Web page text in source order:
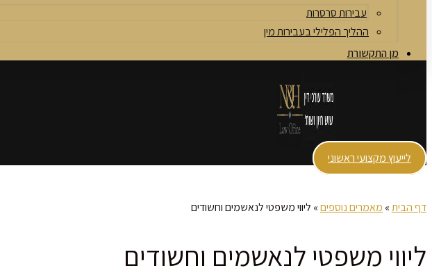
עבירות סרסרות
ההליך הפלילי בעבירות מין
מן התקשורת
לייעוץ מקצועי ראשוני
דף הבית» מאמרים נוספים» ליווי משפטי לנאשמים וחשודים
ליווי משפטי לנאשמים וחשודים